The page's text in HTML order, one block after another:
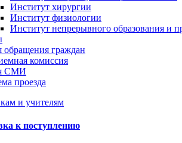
Институт хирургии
Институт физиологии
Институт непрерывного образования и
обращения граждан
комиссия
СМИ
проезда
и учителям
к поступлению